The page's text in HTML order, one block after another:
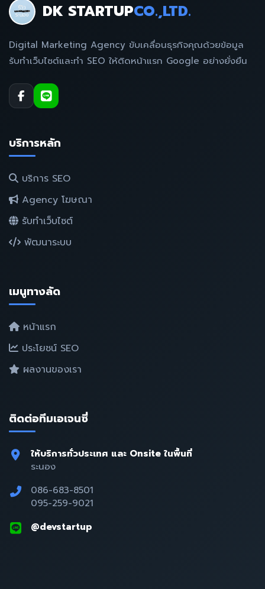
DK STARTUPCO.,LTD.
Digital Marketing Agency ขับเคลื่อนธุรกิจคุณด้วยข้อมูล
รับทำเว็บไซต์และทำ SEO ให้ติดหน้าแรก Google อย่างยั่งยืน
บริการหลัก
บริการ SEO
Agency โฆษณา
รับทำเว็บไซต์
พัฒนาระบบ
เมนูทางลัด
หน้าแรก
ประโยชน์ SEO
ผลงานของเรา
ติดต่อทีมเอเจนซี่
ให้บริการทั่วประเทศ และ Onsite ในพื้นที่
ระนอง
086-683-8501
095-259-9021
@devstartup